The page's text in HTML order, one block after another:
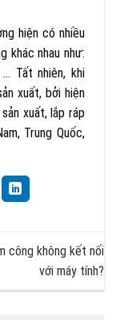
hiện có nhiều
khác nhau như:
… Tất nhiên, khi
xuất, bởi hiện
xuất, lắp ráp
Trung Quốc,
công không kết nối
với máy tính?